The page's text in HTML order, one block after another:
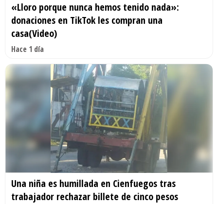
«Lloro porque nunca hemos tenido nada»:
donaciones en TikTok les compran una
casa(Video)
Hace 1 día
Una niña es humillada en Cienfuegos tras
trabajador rechazar billete de cinco pesos